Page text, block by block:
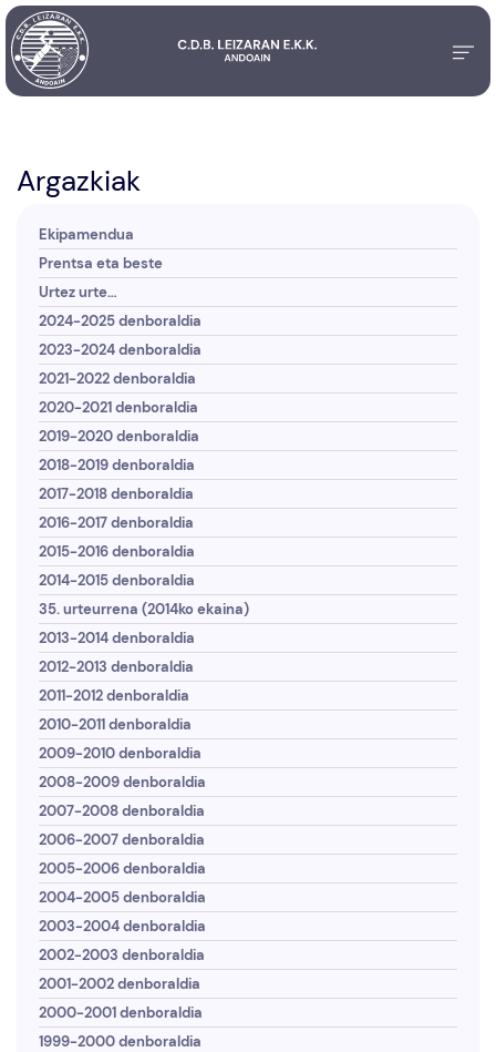
Argazkiak
Ekipamendua
Prentsa eta beste
Urtez urte…
2024-2025 denboraldia
2023-2024 denboraldia
2021-2022 denboraldia
2020-2021 denboraldia
2019-2020 denboraldia
2018-2019 denboraldia
2017-2018 denboraldia
2016-2017 denboraldia
2015-2016 denboraldia
2014-2015 denboraldia
35. urteurrena (2014ko ekaina)
2013-2014 denboraldia
2012-2013 denboraldia
2011-2012 denboraldia
2010-2011 denboraldia
2009-2010 denboraldia
2008-2009 denboraldia
2007-2008 denboraldia
2006-2007 denboraldia
2005-2006 denboraldia
2004-2005 denboraldia
2003-2004 denboraldia
2002-2003 denboraldia
2001-2002 denboraldia
2000-2001 denboraldia
1999-2000 denboraldia